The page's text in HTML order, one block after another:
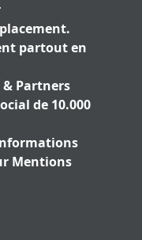
partout en
& Partners
de 10.000
Mentions